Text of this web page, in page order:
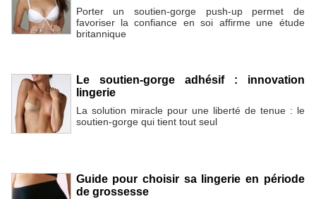
Porter un soutien-gorge push-up permet de
favoriser la confiance en soi affirme une étude
britannique
Le soutien-gorge adhésif : innovation
lingerie
La solution miracle pour une liberté de tenue : le
soutien-gorge qui tient tout seul
Guide pour choisir sa lingerie en période
de grossesse